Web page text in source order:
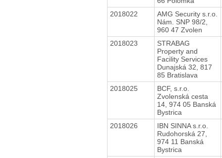
2018022
AMG Security s.r.o.
Nám. SNP 98/2,
960 47 Zvolen
2018023
STRABAG
Property and
Facility Services
Dunajská 32, 817
85 Bratislava
2018025
BCF, s.r.o.
Zvolenská cesta
14, 974 05 Banská
Bystrica
2018026
IBN SINNA s.r.o.
Rudohorská 27,
974 11 Banská
Bystrica